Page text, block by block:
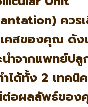
ควร
เคสของคุณ ดัง
นำจากแพทย์ป
ได้ทั้ง 2 เทคนิ
ต่อผลลัพธ์ขอ